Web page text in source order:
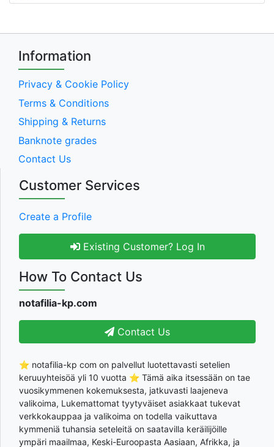
Information
Privacy & Cookie Policy
Terms & Conditions
Shipping & Returns
Banknote grades
Contact Us
Customer Services
Create a Profile
Existing Customer? Log In
How To Contact Us
notafilia-kp.com
Contact Us
⭐ notafilia-kp com on palvellut luotettavasti setelien
keruuyhteisöä yli 10 vuotta ⭐ Tämä aika itsessään on tae
vuosikymmenen kokemuksesta, jatkuvasti laajeneva
valikoima, Lukemattomat tyytyväiset asiakkaat tukevat
verkkokauppaa ja valikoima on todella vaikuttava
kymmeniä tuhansia seteleitä on saatavilla keräilijöille
ympäri maailmaa, Keski-Euroopasta Aasiaan, Afrikka, ja